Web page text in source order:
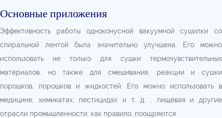
Основные приложения
Эффективность работы одноконусной вакуумной сушилки со
спиральной лентой была значительно улучшена. Его можно
использовать не только для сушки термочувствительных
материалов, но также для смешивания, реакции и сушки
порошков, порошков и жидкостей. Его можно использовать в
медицине, химикатах, пестицидах и т. д. , пищевая и другие
отрасли промышленности, как правило, поощряются.